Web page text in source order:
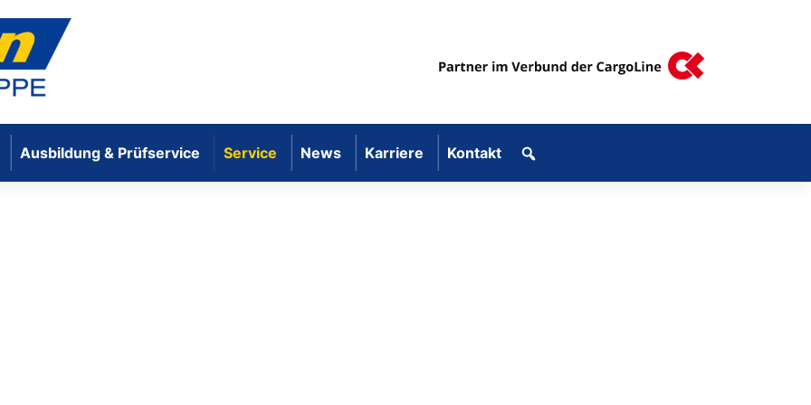
Ausbildung & Prüfservice Service News Karriere Kontakt